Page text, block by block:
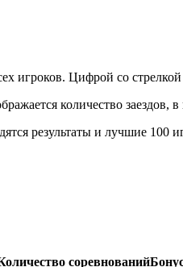
игроков. Цифрой со
количество заездов,
результаты и лучшие 100
соревнований